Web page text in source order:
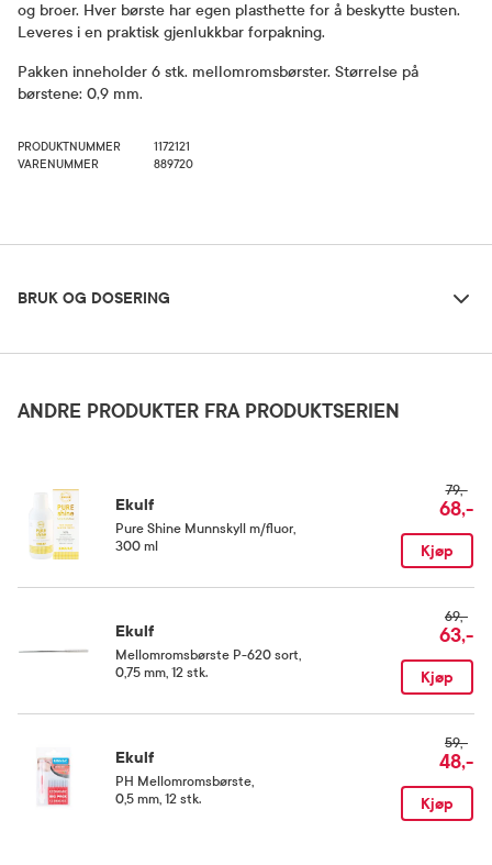
og broer. Hver børste har egen plasthette for å beskytte busten.
Leveres i en praktisk gjenlukkbar forpakning.
Pakken inneholder 6 stk. mellomromsbørster. Størrelse på
børstene: 0,9 mm.
PRODUKTNUMMER
1172121
VARENUMMER
889720
BRUK OG DOSERING
Rom (15-25 grader)
ANDRE PRODUKTER FRA PRODUKTSERIEN
Ekulf
Pure Shine Munnskyll m/fluor
300 ml
79,-
68,-
Kjøp
Ekulf
Mellomromsbørste P-620 sort
0,75 mm, 12 stk.
69,-
63,-
Kjøp
Ekulf
PH Mellomromsbørste
0,5 mm, 12 stk.
59,-
48,-
Kjøp